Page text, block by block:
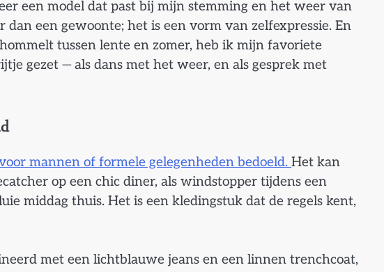
een model dat past bij mijn stemming en het weer van
een gewoonte; het is een vorm van zelfexpressie. En
tussen lente en zomer, heb ik mijn favoriete
gezet — als dans met het weer, en als gesprek met
mannen of formele gelegenheden bedoeld. Het kan
op een chic diner, als windstopper tijdens een
middag thuis. Het is een kledingstuk dat de regels kent,
met een lichtblauwe jeans en een linnen trenchcoat,